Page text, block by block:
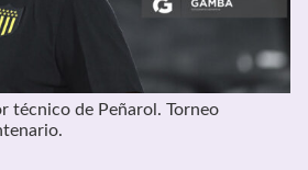
técnico de Peñarol. Torneo